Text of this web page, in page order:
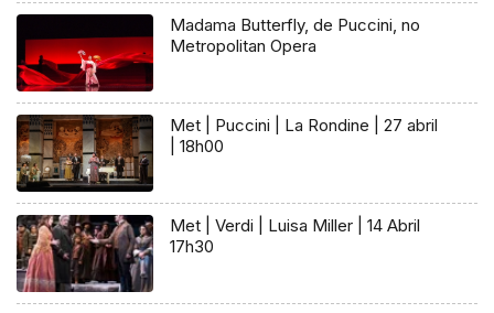
Madama Butterfly, de Puccini, no
Metropolitan Opera
Met | Puccini | La Rondine | 27 abril
| 18h00
Met | Verdi | Luisa Miller | 14 Abril
17h30